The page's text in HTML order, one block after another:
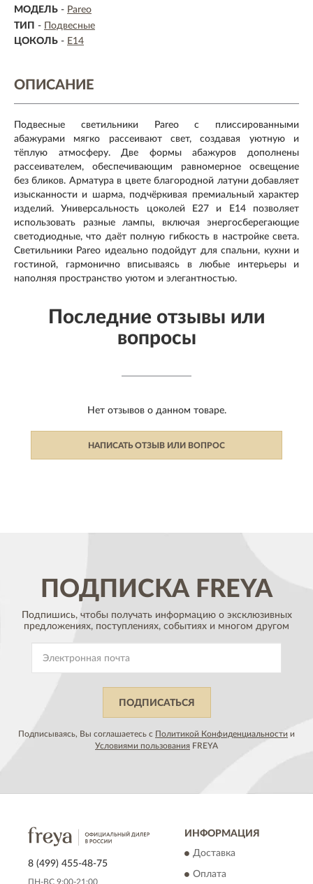
МОДЕЛЬ - Pareo
ТИП - Подвесные
ЦОКОЛЬ - E14
ОПИСАНИЕ
Подвесные светильники Pareo с плиссированными
абажурами мягко рассеивают свет, создавая уютную и
тёплую атмосферу. Две формы абажуров дополнены
рассеивателем, обеспечивающим равномерное освещение
без бликов. Арматура в цвете благородной латуни добавляет
изысканности и шарма, подчёркивая премиальный характер
изделий. Универсальность цоколей E27 и E14 позволяет
использовать разные лампы, включая энергосберегающие
светодиодные, что даёт полную гибкость в настройке света.
Светильники Pareo идеально подойдут для спальни, кухни и
гостиной, гармонично вписываясь в любые интерьеры и
наполняя пространство уютом и элегантностью.
Последние отзывы или
вопросы
Нет отзывов о данном товаре.
НАПИСАТЬ ОТЗЫВ ИЛИ ВОПРОС
ПОДПИСКАFREYA
Подпишись, чтобы получать информацию о эксклюзивных
предложениях, поступлениях, событиях и многом другом
ПОДПИСАТЬСЯ
Подписываясь, Вы соглашаетесь с Политикой Конфиденциальности и
Условиями пользования FREYA
8 (499) 455-48-75
ПН-ВС 9:00-21:00
ИНФОРМАЦИЯ
Доставка
Оплата